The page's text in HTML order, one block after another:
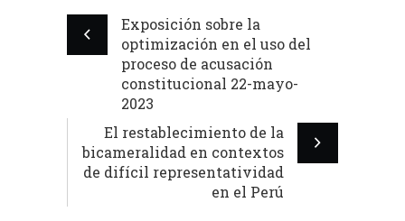
Exposición sobre la
optimización en el uso del
proceso de acusación
constitucional 22-mayo-
2023
El restablecimiento de la
bicameralidad en contextos
de difícil representatividad
en el Perú